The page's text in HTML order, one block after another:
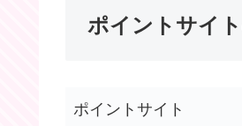
ポイントサイ
ポイントサイト